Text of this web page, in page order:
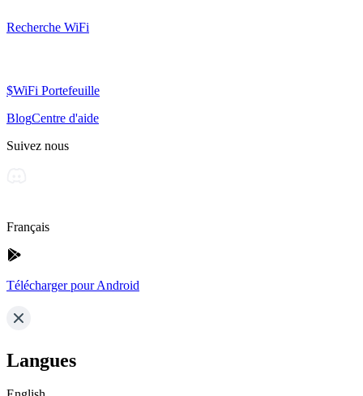
Recherche WiFi
$WiFi Portefeuille
BlogCentre d'aide
Suivez nous
Français
Télécharger pour Android
Langues